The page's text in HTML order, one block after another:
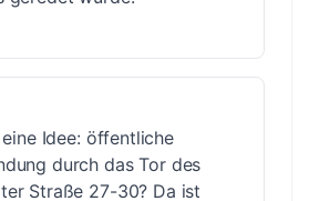
Idee: öffentliche
durch das Tor des
Straße 27-30? Da ist